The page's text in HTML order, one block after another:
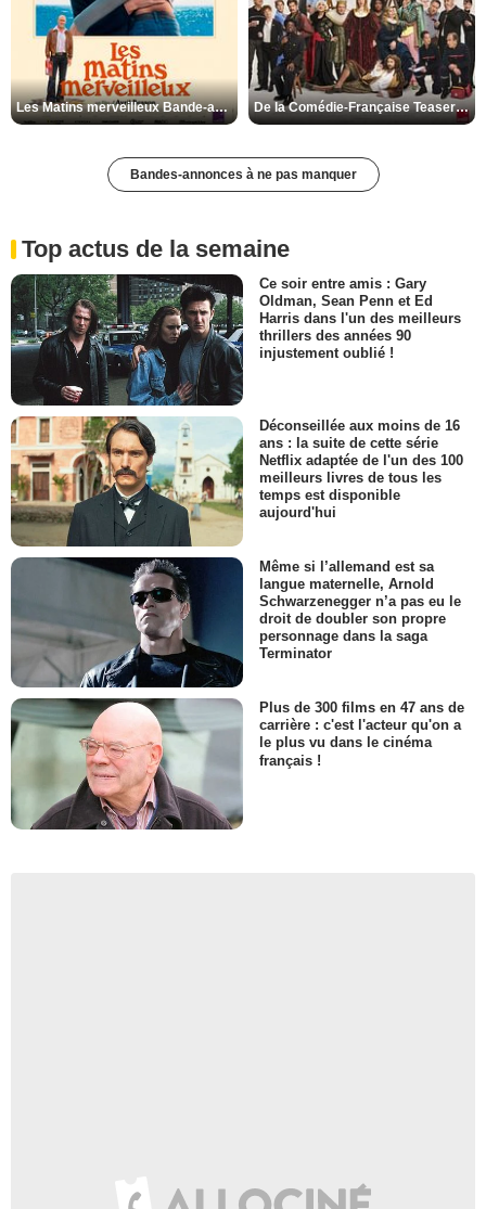
Les Matins merveilleux Bande-annonce VF De la Comédie-Française Teaser VF
Bandes-annonces à ne pas manquer
Top actus de la semaine
Ce soir entre amis : Gary
Oldman, Sean Penn et Ed
Harris dans l'un des meilleurs
thrillers des années 90
injustement oublié !
Déconseillée aux moins de 16
ans : la suite de cette série
Netflix adaptée de l'un des 100
meilleurs livres de tous les
temps est disponible
aujourd'hui
Même si l’allemand est sa
langue maternelle, Arnold
Schwarzenegger n’a pas eu le
droit de doubler son propre
personnage dans la saga
Terminator
Plus de 300 films en 47 ans de
carrière : c'est l'acteur qu'on a
le plus vu dans le cinéma
français !